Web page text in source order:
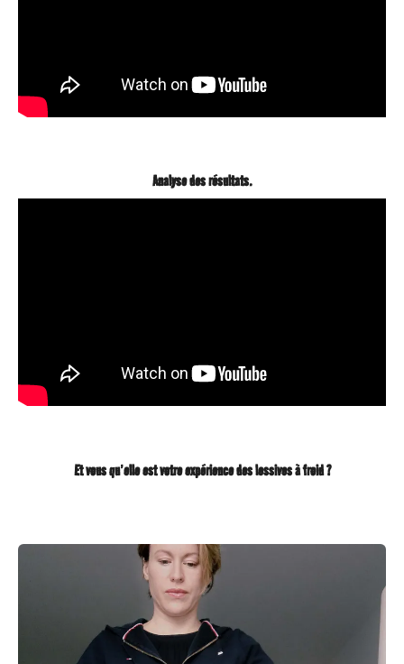
Analyse des résultats.
Et vous qu’elle est votre expérience des lessives à froid ?